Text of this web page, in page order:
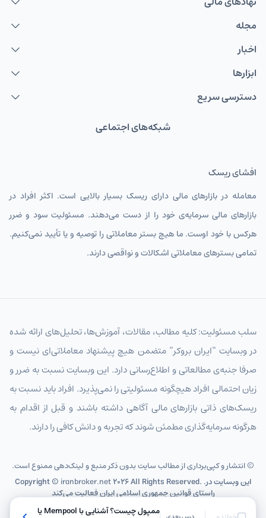
مجله
اخبار
ابزارها
دسترسی سریع
شبکه‌های اجتماعی
افشای ریسک
معامله در بازارهای مالی دارای ریسک بسیار بالایی است. اکثر افراد در
بازارهای مالی سرمایه‌ی خود را از دست می‌دهند. مسئولیت سود و ضرر
هرکس با خود اوست. ما هیچ بستر معاملاتی را توصیه و یا تأیید نمی‌کنیم.
تمامی بسترهای معاملاتی اشکالات و نواقصی دارند.
سلب مسئولیت: کلیه مطالب، مقالات، آموزش‌ها، تحلیل‌های ارائه شده
در وبسایت “ایران بروکر” متضمن هیچ پیشنهاد معاملاتی‌ای نیست و
صرفا جنبه‌ی مطالعاتی و اطلاع‌رسانی دارد. این وبسایت نسبت به ضرر و
زیان احتمالی افراد هیچگونه مسئولیتی را نمی‌پذیرد. افراد باید نسبت به
ریسک‌های ذاتی بازارهای مالی آگاهی داشته باشند و قبل از اقدام به
هرگونه سرمایه‌گذاری مطمئن شوند که تجربه و دانش کافی را دارند.
© انتشار و کپی‌برداری از مطالب سایت بدون ذکر منبع و لینک‌دهی ممنوع است.
Copyright © iranbroker.net2026 All Rights Reserved. .این وبسایت در
راستای قوانین جمهوری اسلامی ایران فعالیت می‌کند
ممپول چیست؟ آشنایی با Mempool یا